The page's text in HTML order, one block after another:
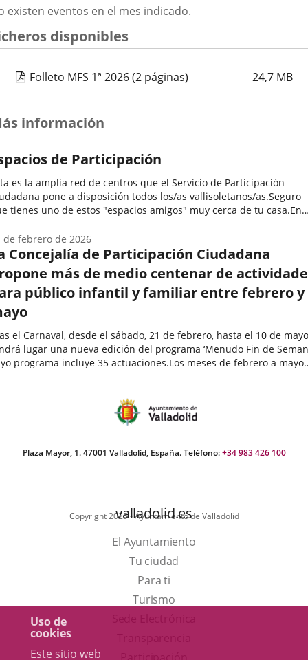
Uso de
cookies
Este sitio web
existen eventos en el mes indicado.
disponibles
Folleto MFS 1ª 2026 24,7 MB
(2 páginas)
información
de Participación
es la amplia red de centros que el Servicio de Participación
pone a disposición todos los/as vallisoletanos/as.Seguro
tienes uno de estos "espacios amigos" muy cerca de tu casa.En
Concejalía de Participación Ciudadana
más de medio centenar de
público infantil y familiar entre febrero y
el Carnaval, desde el sábado, 21 de febrero, hasta el 10 de
lugar una nueva edición del programa ‘Menudo Fin de
programa incluye 35 actuaciones.Los meses de febrero a mayo
de febrero de 2026
Plaza Mayor, 1. 47001 Valladolid, España. Teléfono:+34 983 426 100
Copyright 2025 - Ayuntamiento de Valladolid
valladolid.es
El Ayuntamiento
Tu ciudad
Para ti
TurismoEste